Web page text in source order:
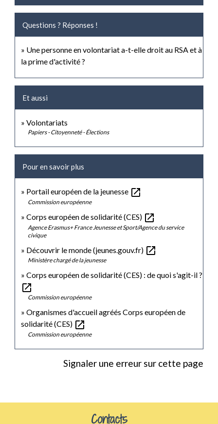
Questions ? Réponses !
Une personne en volontariat a-t-elle droit au RSA et à
la prime d'activité ?
Et aussi
Volontariats
Papiers - Citoyenneté - Élections
Pour en savoir plus
Portail européen de la jeunesse open_in_new
Commission européenne
Corps européen de solidarité (CES) open_in_new
Agence Erasmus+ France Jeunesse et Sport/Agence du service
civique
Découvrir le monde (jeunes.gouv.fr) open_in_new
Ministère chargé de la jeunesse
Corps européen de solidarité (CES) : de quoi s'agit-il ?
open_in_new
Commission européenne
Organismes d'accueil agréés Corps européen de
solidarité (CES) open_in_new
Commission européenne
Signaler une erreur sur cette page
Contacts